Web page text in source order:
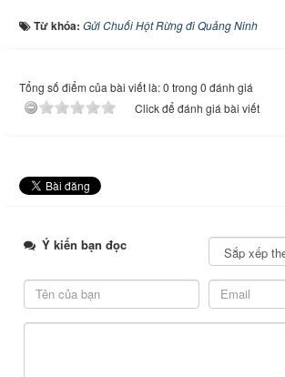
Từ khóa: Gửi Chuối Hột Rừng đi Quảng Ninh
Tổng số điểm của bài viết là: 0 trong 0 đánh giá
Click để đánh giá bài viết
Ý kiến bạn đọc